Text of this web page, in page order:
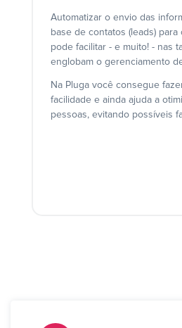
Automatizar o envio das
base de contatos (leads)
pode facilitar - e muito! - nas
englobam o gerenciamento
Na Pluga você consegue
facilidade e ainda ajuda a
pessoas, evitando possíveis